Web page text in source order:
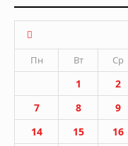
Пн
Вт Ср
1 2
7
8 9
14
15 16